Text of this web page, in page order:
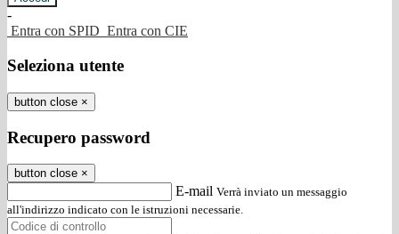
-
Entra con SPID Entra con CIE
Seleziona utente
button close ×
Recupero password
button close ×
E-mail Verrà inviato un messaggio
all'indirizzo indicato con le istruzioni necessarie.